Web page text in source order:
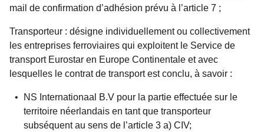
mail de confirmation d’adhésion prévu à l’article 7 ;
Transporteur : désigne individuellement ou collectivement
les entreprises ferroviaires qui exploitent le Service de
transport Eurostar en Europe Continentale et avec
lesquelles le contrat de transport est conclu, à savoir :
NS Internationaal B.V pour la partie effectuée sur le
territoire néerlandais en tant que transporteur
subséquent au sens de l’article 3 a) CIV;